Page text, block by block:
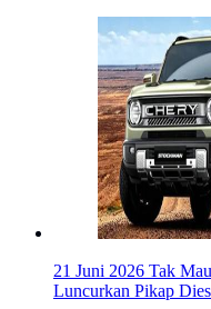
21 Juni 2026 Tak
Luncurkan Pikap